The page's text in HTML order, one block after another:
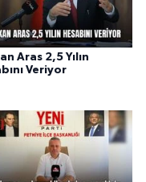
Aras 2,5 Yılın
Veriyor